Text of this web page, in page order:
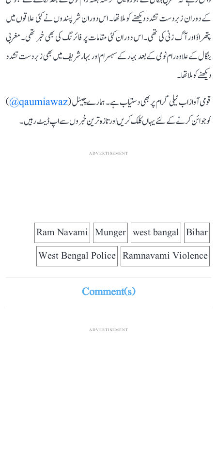
کے دوران زبردست تشدد دیکھنے کو ملا تھا۔ اس دوران شرپسندوں نے کئی علاقوں میں
پتھراؤ اور آگ زنی کی تھی۔ اس دوران کئی مقامات پر فائرنگ کی بھی خبر تھی۔ مغربی
بنگال کے علاوہ رام نومی کے بعد بہار کے سہسرام اور بہار شریف میں بھی زبردست تشدد
دیکھنے کو ملا تھا۔
قومی آواز اب ٹیلی گرام پر بھی دستیاب ہے۔ ہمارے چینل (qaumiawaz@
)
کو جوائن کرنے کے لئے یہاں کلک کریں اور تازہ ترین خبروں سے اپ ڈیٹ رہیں۔
ADVERTISEMENT
Bihar
west bangal
Munger
Ram Navami
Ramnavami Violence
West Bengal Police
Comment(s)
ADVERTISEMENT